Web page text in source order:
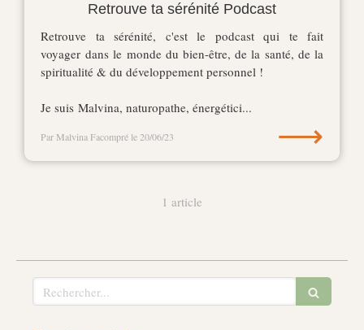
Retrouve ta sérénité Podcast
Retrouve ta sérénité, c'est le podcast qui te fait
voyager dans le monde du bien-être, de la santé, de la
spiritualité & du développement personnel !
Je suis Malvina, naturopathe, énergétici...
Par Malvina Facompré le 20/06/23 ⟶
1 article
Rechercher